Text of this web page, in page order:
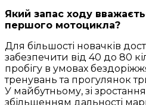
Який запас ходу
першого мотоцикла?
Для більшості новачків
забезпечити від 40 до 80
пробігу в умовах
тренувань та прогулянок
У майбутньому, зі
збільшенням дальності